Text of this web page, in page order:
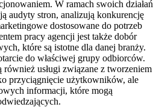
W ramach swoich działań
audyty stron, analizują konkurencję
dostosowane do potrzeb
pracy agencji jest także dobór
które są istotne dla danej branży.
do właściwej grupy odbiorców.
usługi związane z tworzeniem
przyciągnięcie użytkowników, ale
informacji, które mogą